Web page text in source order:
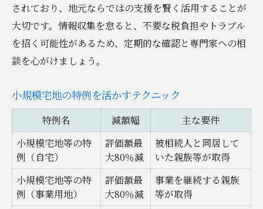
されており、地元ならではの支援を賢く活用することが
大切です。情報収集を怠ると、不要な税負担やトラブル
を招く可能性があるため、定期的な確認と専門家への相
談を心がけましょう。
小規模宅地の特例を活かすテクニック
特例名 減額幅
主な要件
小規模宅地等の特
例（自宅）
評価額最
大80％減
被相続人と同居して
いた親族等が取得
小規模宅地等の特
例（事業用地）
評価額最
大80％減
事業を継続する親族
等が取得